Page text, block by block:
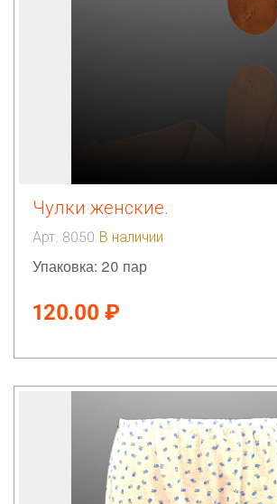
Чулки женские.
Арт. 8050 В наличии
Упаковка: 20 пар
120.00 ₽